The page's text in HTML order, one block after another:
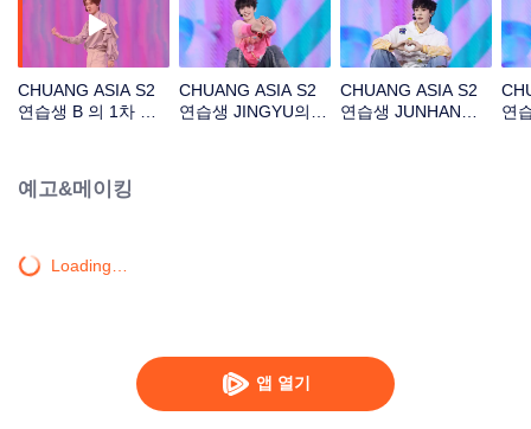
앱 열기
CHUANG ASIA S2
연습생 B 의 1차 공
CHUANG ASIA S2
연습생 JINGYU의 1
CHUANG ASIA S2
연습생 JUNHAN의 1
연
예고&메이킹
Loading…